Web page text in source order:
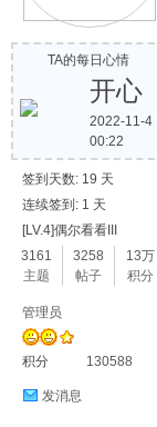
TA的每日心情
开心
2022-11-4
00:22
签到天数: 19 天
连续签到: 1 天
[LV.4]偶尔看看III
3161
主题
3258
帖子
13万
积分
管理员
积分 130588
发消息